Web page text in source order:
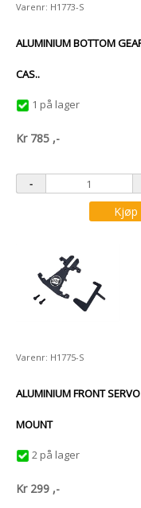
Varenr: H1773-S
ALUMINIUM BOTTOM
CAS..
1 på lager
Kr 785 ,-
Kjøp
Varenr: H1775-S
ALUMINIUM FRONT SERVO
MOUNT
2 på lager
Kr 299 ,-